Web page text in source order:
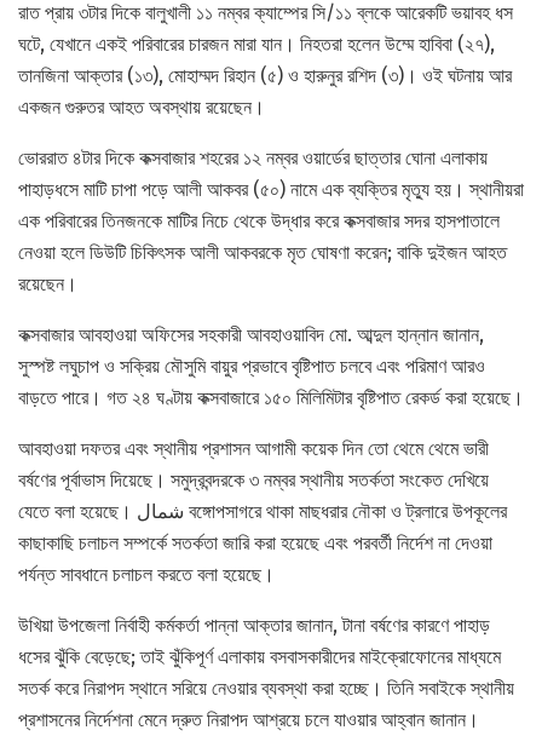
রাত প্রায় ৩টার দিকে বালুখালী ১১ নম্বর ক্যাম্পের সি/১১ ব্লকে আরেকটি ভয়াবহ ধস
ঘটে, যেখানে একই পরিবারের চারজন মারা যান। নিহতরা হলেন উম্মে হাবিবা (২৭),
তানজিনা আক্তার (১৩), মোহাম্মদ রিহান (৫) ও হারুনুর রশিদ (৩)। ওই ঘটনায় আর
একজন গুরুতর আহত অবস্থায় রয়েছেন।
ভোররাত ৪টার দিকে কক্সবাজার শহরের ১২ নম্বর ওয়ার্ডের ছাত্তার ঘোনা এলাকায়
পাহাড়ধসে মাটি চাপা পড়ে আলী আকবর (৫০) নামে এক ব্যক্তির মৃত্যু হয়। স্থানীয়রা
এক পরিবারের তিনজনকে মাটির নিচে থেকে উদ্ধার করে কক্সবাজার সদর হাসপাতালে
নেওয়া হলে ডিউটি চিকিৎসক আলী আকবরকে মৃত ঘোষণা করেন; বাকি দুইজন আহত
রয়েছেন।
কক্সবাজার আবহাওয়া অফিসের সহকারী আবহাওয়াবিদ মো. আব্দুল হান্নান জানান,
সুস্পষ্ট লঘুচাপ ও সক্রিয় মৌসুমি বায়ুর প্রভাবে বৃষ্টিপাত চলবে এবং পরিমাণ আরও
বাড়তে পারে। গত ২৪ ঘণ্টায় কক্সবাজারে ১৫০ মিলিমিটার বৃষ্টিপাত রেকর্ড করা হয়েছে।
আবহাওয়া দফতর এবং স্থানীয় প্রশাসন আগামী কয়েক দিন তো থেমে থেমে ভারী
বর্ষণের পূর্বাভাস দিয়েছে। সমুদ্রবন্দরকে ৩ নম্বর স্থানীয় সতর্কতা সংকেত দেখিয়ে
যেতে বলা হয়েছে। شمال বঙ্গোপসাগরে থাকা মাছধরার নৌকা ও ট্রলারে উপকূলের
কাছাকাছি চলাচল সম্পর্কে সতর্কতা জারি করা হয়েছে এবং পরবর্তী নির্দেশ না দেওয়া
পর্যন্ত সাবধানে চলাচল করতে বলা হয়েছে।
উখিয়া উপজেলা নির্বাহী কর্মকর্তা পান্না আক্তার জানান, টানা বর্ষণের কারণে পাহাড়
ধসের ঝুঁকি বেড়েছে; তাই ঝুঁকিপূর্ণ এলাকায় বসবাসকারীদের মাইক্রোফোনের মাধ্যমে
সতর্ক করে নিরাপদ স্থানে সরিয়ে নেওয়ার ব্যবস্থা করা হচ্ছে। তিনি সবাইকে স্থানীয়
প্রশাসনের নির্দেশনা মেনে দ্রুত নিরাপদ আশ্রয়ে চলে যাওয়ার আহ্বান জানান।